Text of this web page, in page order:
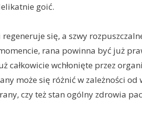
goić.
się, a szwy
rana powinna być już
całkowicie wchłonięte przez
może się różnić w zależności od
czy też stan ogólny zdrowia